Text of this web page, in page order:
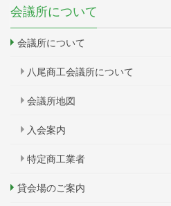
会議所について
会議所について
八尾商工会議所について
会議所地図
入会案内
特定商工業者
貸会場のご案内